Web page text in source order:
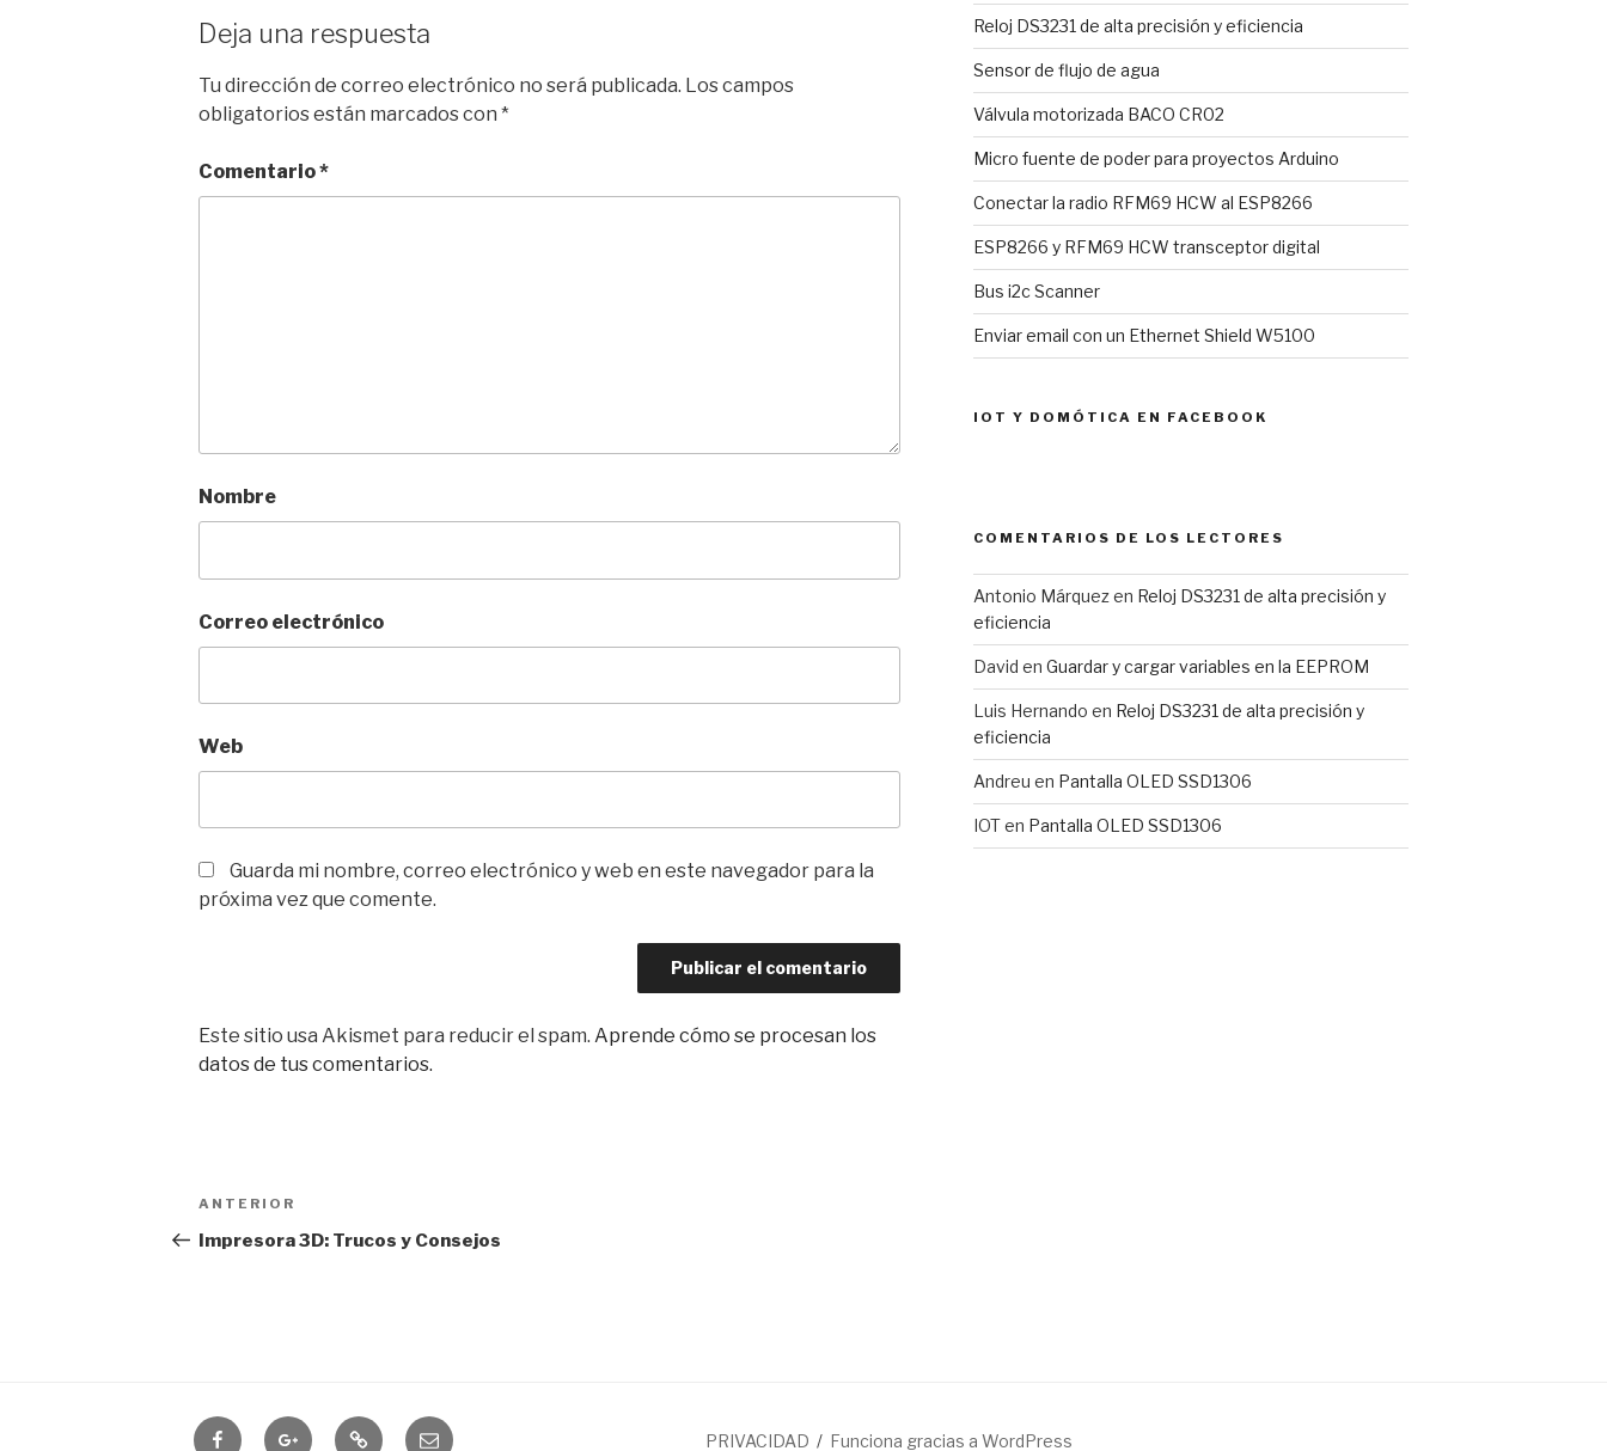
Deja una respuesta
Tu dirección de correo electrónico no será publicada. Los campos
obligatorios están marcados con*
Comentario*
Nombre
Correo electrónico
Web
Guarda mi nombre, correo electrónico y web en este navegador para la
próxima vez que comente.
Este sitio usa Akismet para reducir el spam.Aprende cómo se procesan los
datos de tus comentarios.
Navegación
de
Entrada
anterior:
ANTERIOR
Impresora 3D: Trucos y Consejos
Reloj DS3231 de alta precisión y eficiencia
Sensor de flujo de agua
Válvula motorizada BACO CR02
Micro fuente de poder para proyectos Arduino
Conectar la radio RFM69 HCW al ESP8266
ESP8266 y RFM69 HCW transceptor digital
Bus i2c Scanner
Enviar email con un Ethernet Shield W5100
IOT Y DOMÓTICA EN FACEBOOK
COMENTARIOS DE LOS LECTORES
Antonio Márquezen Reloj DS3231 de alta precisión y
eficiencia
David en Guardar y cargar variables en la EEPROM
Luis Hernando en Reloj DS3231 de alta precisión y
eficiencia
Andreu en Pantalla OLED SSD1306
IOTen Pantalla OLED SSD1306
DomóticaIOTUY RSS
Correo
PRIVACIDAD Funciona gracias a WordPress